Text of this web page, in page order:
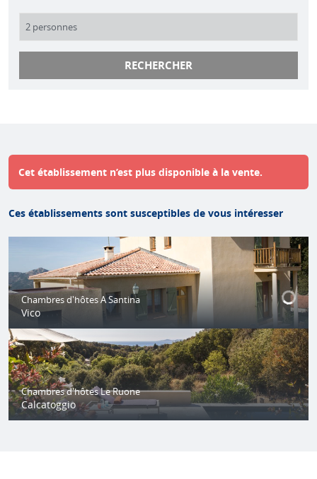
RECHERCHER
Cet établissement n’est plus disponible à la vente.
Ces établissements sont susceptibles de vous intéresser
Chambres d'hôtes A Santina
Vico
Chambres d'hôtes Le Ruone
Calcatoggio